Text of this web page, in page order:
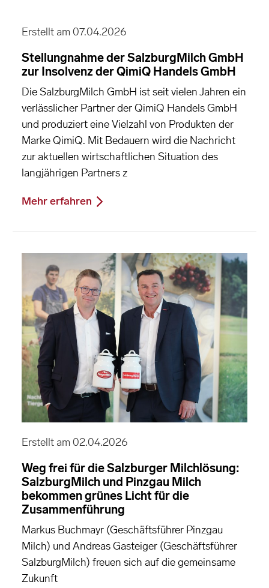
Erstellt am 07.04.2026
Stellungnahme der SalzburgMilch GmbH
zur Insolvenz der QimiQ Handels GmbH
Die SalzburgMilch GmbH ist seit vielen Jahren ein
verlässlicher Partner der QimiQ Handels GmbH
und produziert eine Vielzahl von Produkten der
Marke QimiQ. Mit Bedauern wird die Nachricht
zur aktuellen wirtschaftlichen Situation des
langjährigen Partners z
Mehr erfahren
Erstellt am 02.04.2026
Weg frei für die Salzburger Milchlösung:
SalzburgMilch und Pinzgau Milch
bekommen grünes Licht für die
Zusammenführung
Markus Buchmayr (Geschäftsführer Pinzgau
Milch) und Andreas Gasteiger (Geschäftsführer
SalzburgMilch) freuen sich auf die gemeinsame
Zukunft